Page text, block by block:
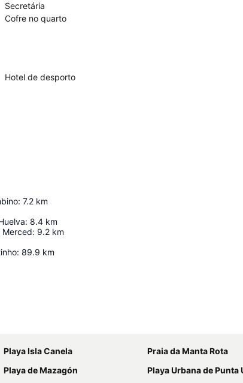
Secretária
Cofre no quarto
Hotel de desporto
: 7.2 km
: 8.4 km
Merced: 9.2 km
: 89.9 km
Playa Isla Canela
Praia da Manta Rota
Playa de Mazagón Playa Urbana de Punta